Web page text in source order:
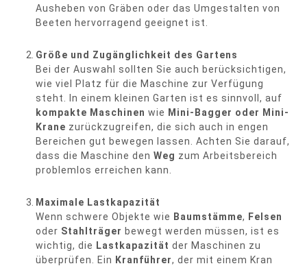
Ausheben von Gräben oder das Umgestalten von
Beeten hervorragend geeignet ist.
Größe und Zugänglichkeit des Gartens
Bei der Auswahl sollten Sie auch berücksichtigen,
wie viel Platz für die Maschine zur Verfügung
steht. In einem kleinen Garten ist es sinnvoll, auf
kompakte Maschinen wie Mini-Bagger oder Mini-
Krane zurückzugreifen, die sich auch in engen
Bereichen gut bewegen lassen. Achten Sie darauf,
dass die Maschine den Weg zum Arbeitsbereich
problemlos erreichen kann.
Maximale Lastkapazität
Wenn schwere Objekte wie Baumstämme, Felsen
oder Stahlträger bewegt werden müssen, ist es
wichtig, die Lastkapazität der Maschinen zu
überprüfen. Ein Kranführer, der mit einem Kran